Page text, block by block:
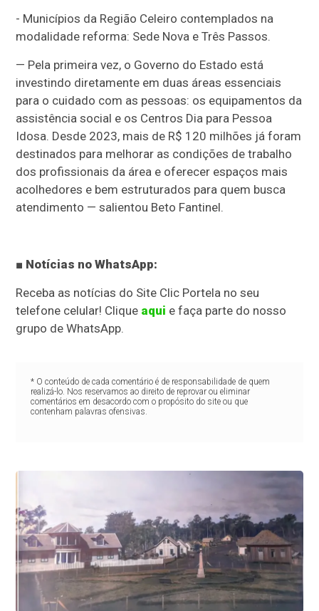
- Municípios da Região Celeiro contemplados na
modalidade reforma: Sede Nova e Três Passos.
— Pela primeira vez, o Governo do Estado está
investindo diretamente em duas áreas essenciais
para o cuidado com as pessoas: os equipamentos da
assistência social e os Centros Dia para Pessoa
Idosa. Desde 2023, mais de R$ 120 milhões já foram
destinados para melhorar as condições de trabalho
dos profissionais da área e oferecer espaços mais
acolhedores e bem estruturados para quem busca
atendimento — salientou Beto Fantinel.
■ Notícias no WhatsApp:
Receba as notícias do Site Clic Portela no seu
telefone celular! Clique aqui e faça parte do nosso
grupo de WhatsApp.
* O conteúdo de cada comentário é de responsabilidade de quem
realizá-lo. Nos reservamos ao direito de reprovar ou eliminar
comentários em desacordo com o propósito do site ou que
contenham palavras ofensivas.